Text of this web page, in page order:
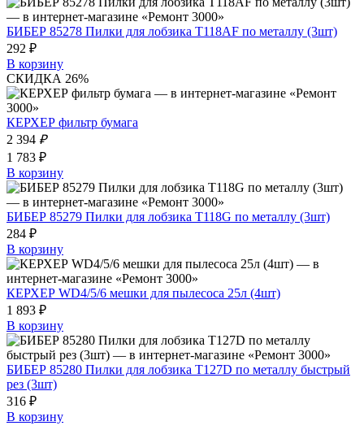
БИБЕР 85278 Пилки для лобзика Т118АF по металлу (3шт)
292 ₽
В корзину
СКИДКА 26%
КЕРХЕР фильтр бумага
2 394 ₽
1 783 ₽
В корзину
БИБЕР 85279 Пилки для лобзика Т118G по металлу (3шт)
284 ₽
В корзину
КЕРХЕР WD4/5/6 мешки для пылесоса 25л (4шт)
1 893 ₽
В корзину
БИБЕР 85280 Пилки для лобзика Т127D по металлу быстрый
рез (3шт)
316 ₽
В корзину